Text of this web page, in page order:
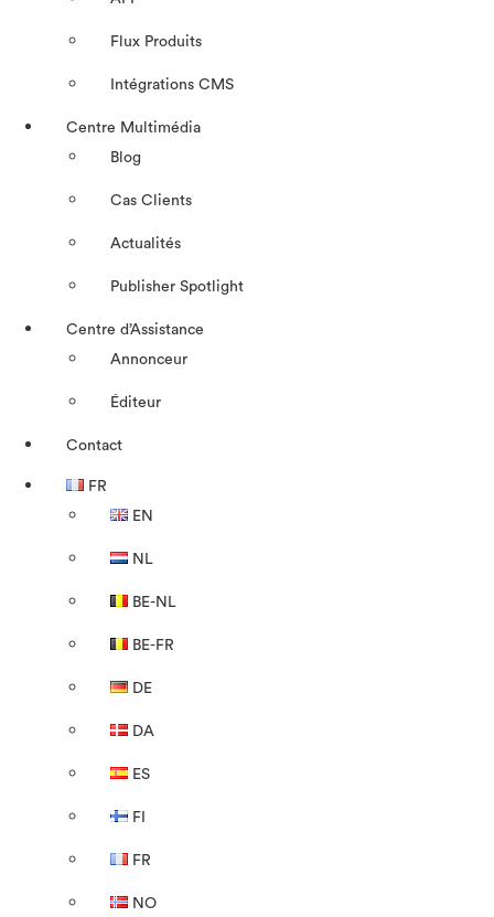
Flux Produits
Intégrations CMS
Centre Multimédia
Blog
Cas Clients
Actualités
Publisher Spotlight
Centre d’Assistance
Annonceur
Éditeur
Contact
FR
EN
NL
BE-NL
BE-FR
DE
DA
ES
FI
FR
NO